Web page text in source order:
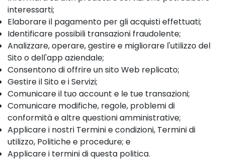
interessarti;
Elaborare il pagamento per gli acquisti effettuati;
Identificare possibili transazioni fraudolente;
Analizzare, operare, gestire e migliorare l'utilizzo del
Sito o dell'app aziendale;
Consentono di offrire un sito Web replicato;
Gestire il Sito e i Servizi;
Comunicare il tuo account e le tue transazioni;
Comunicare modifiche, regole, problemi di
conformità e altre questioni amministrative;
Applicare i nostri Termini e condizioni, Termini di
utilizzo, Politiche e procedure; e
Applicare i termini di questa politica.